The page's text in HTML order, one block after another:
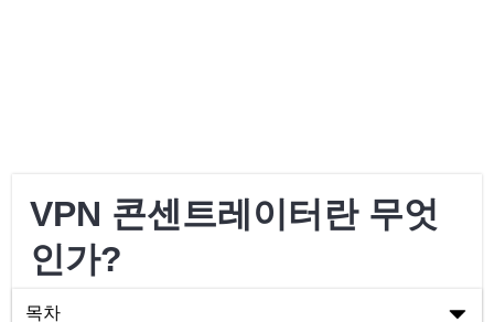
VPN 콘센트레이터란 무엇
인가?
목차